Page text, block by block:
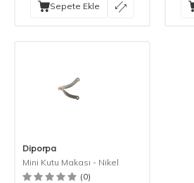
Sepete Ekle
Diporpa
Mini Kutu Makası - Nikel
(0)